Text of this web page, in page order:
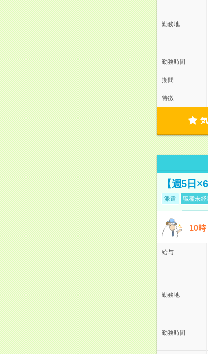
勤務地
勤務時間
期間
特徴
【週5日
派遣 職種未経
10時
給与
勤務地
勤務時間